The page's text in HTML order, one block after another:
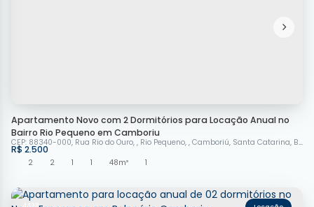
Apartamento Novo com 2 Dormitórios para Locação Anual no
Bairro Rio Pequeno em Camboriu
R$ 2.500
CEP: 88340-000, Rua Rio do Ouro , Rio Pequeno , Camboriú, Santa Catarina, Brasil
2
2 1 1 48m² 1